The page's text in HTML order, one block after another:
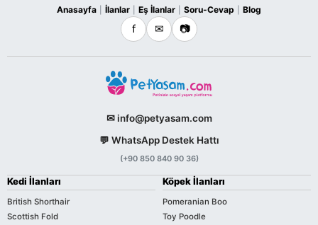
Anasayfa İlanlar Eş İlanlar Soru-Cevap Blog
f ✉ 📷
✉ info@petyasam.com
💬 WhatsApp Destek Hattı
(+90 850 840 90 36)
Kedi İlanları
British Shorthair
Scottish Fold
Köpek İlanları
Pomeranian Boo
Toy Poodle